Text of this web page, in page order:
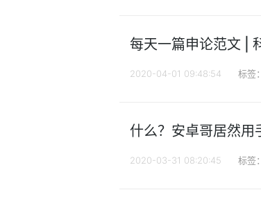
每天一篇申论范文 |
2020-04-01 09:48:54 标签：
什么？安卓哥居然
2020-03-31 08:20:45 标签：